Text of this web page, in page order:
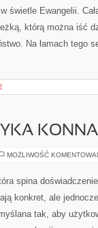
świetle Ewangelii.
którą można iść
Na łamach tego
KONNA
MOŻLIWOŚĆ
spina
konkret, ale
tak, aby